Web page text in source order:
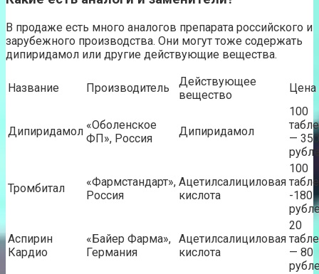
В продаже есть много аналогов препарата российского и
зарубежного производства. Они могут тоже содержать
дипиридамол или другие действующие вещества.
Название Производитель
Действующее
вещество
Цена
Дипиридамол «Оболенское
ФП», Россия
Дипиридамол
100
— 350
Тромбитал
«Фармстандарт»,
Россия
Ацетилсалициловая
кислота
100
-180
Аспирин
Кардио
«Байер Фарма»,
Германия
Ацетилсалициловая
кислота
20
— 80